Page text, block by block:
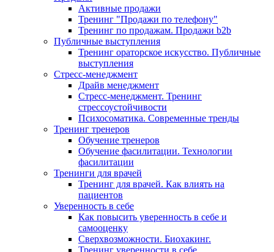
Активные продажи
Тренинг "Продажи по телефону"
Тренинг по продажам. Продажи b2b
Публичные выступления
Тренинг ораторское искусство. Публичные
выступления
Стресс-менеджмент
Драйв менеджмент
Стресс-менеджмент. Тренинг
стрессоустойчивости
Психосоматика. Современные тренды
Тренинг тренеров
Обучение тренеров
Обучение фасилитации. Технологии
фасилитации
Тренинги для врачей
Тренинг для врачей. Как влиять на
пациентов
Уверенность в себе
Как повысить уверенность в себе и
самооценку
Сверхвозможности. Биохакинг.
Тренинг уверенности в себе